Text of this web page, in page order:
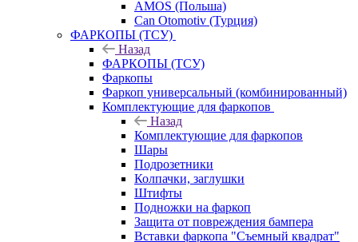
AMOS (Польша)
Can Otomotiv (Турция)
ФАРКОПЫ (ТСУ)
Назад
ФАРКОПЫ (ТСУ)
Фаркопы
Фаркоп универсальный (комбинированный)
Комплектующие для фаркопов
Назад
Комплектующие для фаркопов
Шары
Подрозетники
Колпачки, заглушки
Штифты
Подножки на фаркоп
Защита от повреждения бампера
Вставки фаркопа "Съемный квадрат"